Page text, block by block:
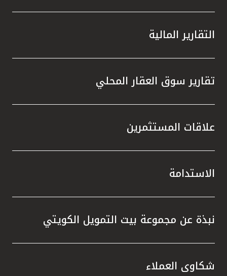
التقارير المالية
تقارير سوق العقار المحلي
علاقات المستثمرين
الاستدامة
نبذة عن مجموعة بيت التمويل الكويتي
شكاوى العملاء